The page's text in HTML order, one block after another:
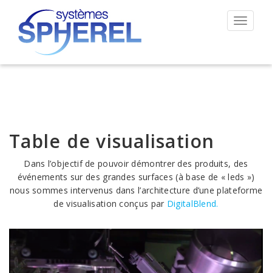
Table de visualisation
Dans l’objectif de pouvoir démontrer des produits, des
événements sur des grandes surfaces (à base de « leds »)
nous sommes intervenus dans l’architecture d’une plateforme
de visualisation conçus par DigitalBlend.